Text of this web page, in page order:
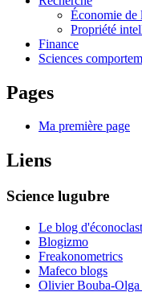
Économie de
Propriété
Finance
Sciences
Pages
Ma première page
Liens
Science lugubre
Le blog
Blogizmo
Freakonometrics
Mafeco blogs
Olivier Bouba-Olga